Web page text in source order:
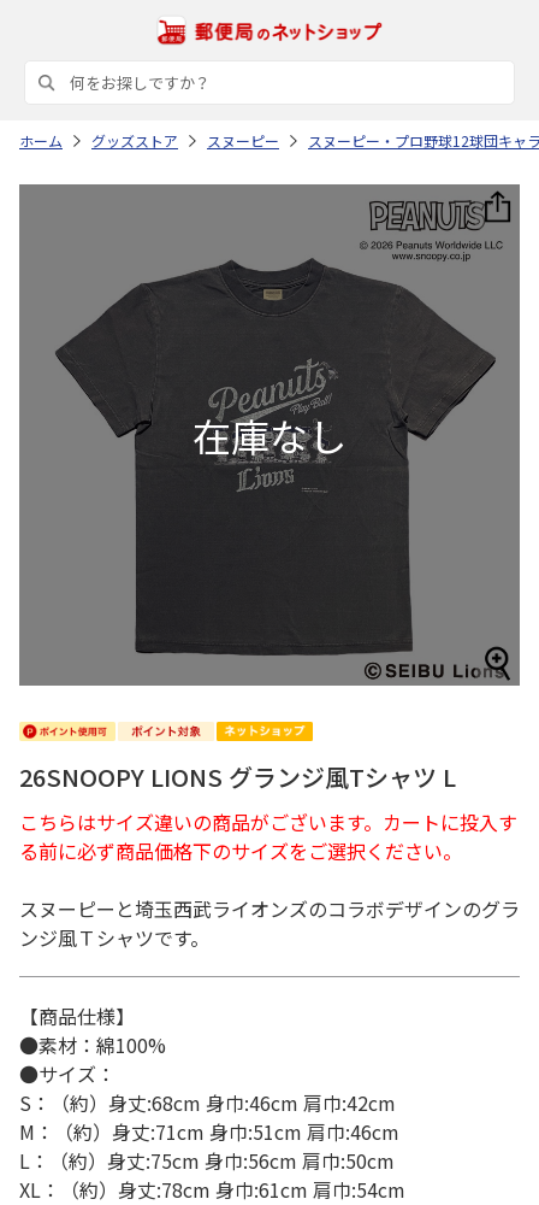
ホーム グッズストア スヌーピー スヌーピー・プロ野球12球団キャ
26SNOOPY LIONS グランジ風Tシャツ L
こちらはサイズ違いの商品がございます。カートに投入す
る前に必ず商品価格下のサイズをご選択ください。
スヌーピーと埼玉西武ライオンズのコラボデザインのグラ
ンジ風Ｔシャツです。
【商品仕様】
●素材：綿100%
●サイズ：
S：（約）身丈:68cm 身巾:46cm 肩巾:42cm
M：（約）身丈:71cm 身巾:51cm 肩巾:46cm
L：（約）身丈:75cm 身巾:56cm 肩巾:50cm
XL：（約）身丈:78cm 身巾:61cm 肩巾:54cm